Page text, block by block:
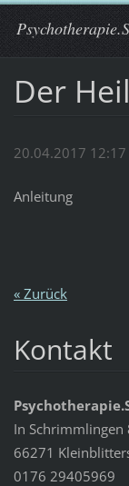
Der
20.04.2017 12:17
Anleitung
« Zurück
Kontakt
In Schrimmlingen
66271
0176 29405969